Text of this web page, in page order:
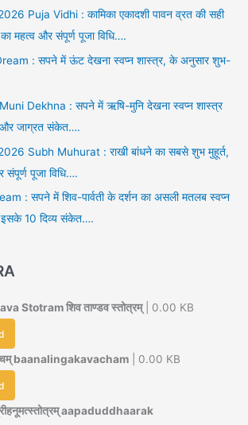
Puja Vidhi : कामिका एकादशी पावन व्रत की सही
महत्व और संपूर्ण पूजा विधि….
: सपने में ऊंट देखना स्वप्न शास्त्र, के अनुसार शुभ-
Dekhna : सपने में ऋषि-मुनि देखना स्वप्न शास्त्र
जाग्रत संकेत….
Subh Muhurat : राखी बांधने का सबसे शुभ मुहूर्त,
संपूर्ण पूजा विधि….
: सपने में शिव-पार्वती के दर्शन का असली मतलब स्वप्न
10 दिव्य संकेत….
Stotram शिव ताण्डव स्तोत्रम्| 0.00 KB
baanalingakavacham | 0.00 KB
aapaduddhaarak